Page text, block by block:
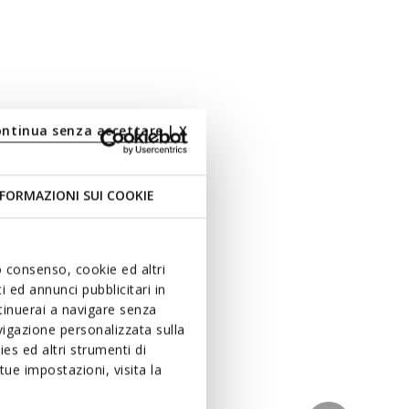
SUI COOKIE
cookie ed altri
ed annunci pubblicitari in
a navigare senza
personalizzata sulla
ed altri strumenti di
impostazioni, visita la
senza accettare | X